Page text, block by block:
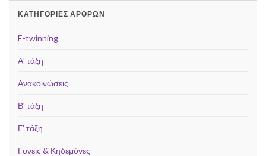
ΚΑΤΗΓΟΡΊΕΣ ΆΡΘΡΩΝ
E-twinning
Α' τάξη
Ανακοινώσεις
Β' τάξη
Γ' τάξη
Γονείς & Κηδεμόνες